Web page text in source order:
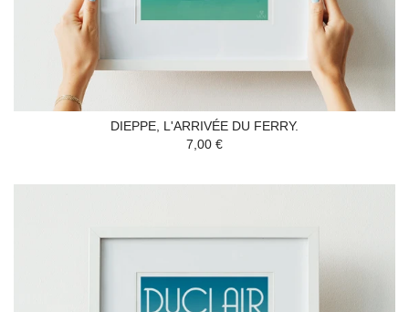
DIEPPE, L'ARRIVÉE DU FERRY.
7,00 €